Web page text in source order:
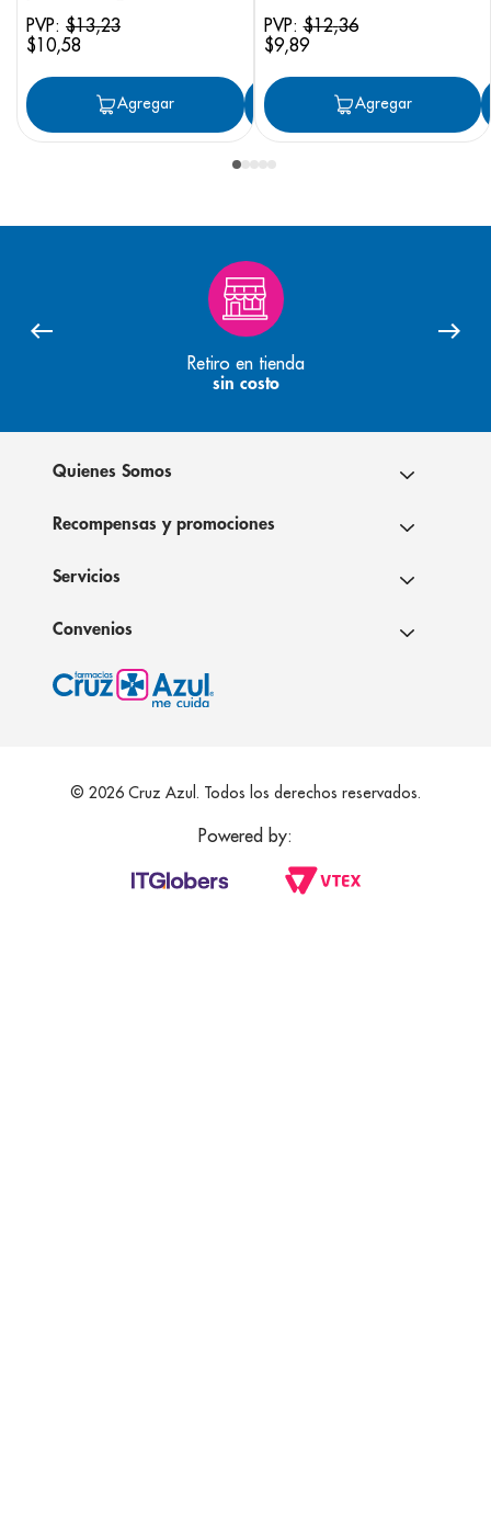
PVP: $13,23
$10,58
Agregar Agregar
PVP:$12,36
$9,89
Agregar
Retiro en tienda
sin costo
Quienes Somos
Recompensas y promociones
Servicios
Convenios
© 2026 Cruz Azul. Todos los derechos reservados.
Powered by: